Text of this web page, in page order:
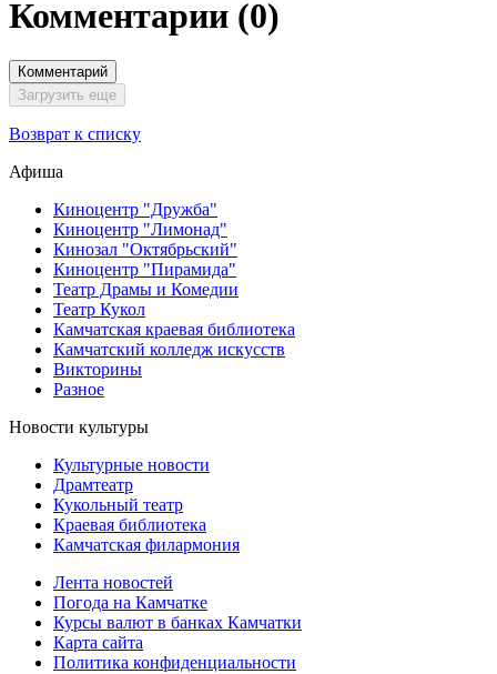
Комментарии (0)
Комментарий
Загрузить еще
Возврат к списку
Афиша
Киноцентр "Дружба"
Киноцентр "Лимонад"
Кинозал "Октябрьский"
Киноцентр "Пирамида"
Театр Драмы и Комедии
Театр Кукол
Камчатская краевая библиотека
Камчатский колледж искусств
Викторины
Разное
Новости культуры
Культурные новости
Драмтеатр
Кукольный театр
Краевая библиотека
Камчатская филармония
Лента новостей
Погода на Камчатке
Курсы валют в банках Камчатки
Карта сайта
Политика конфиденциальности